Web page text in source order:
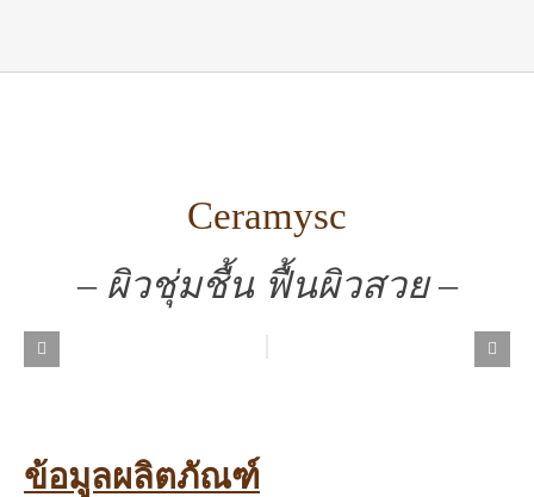
Ceramysc
– ผิวชุ่มชื้น ฟื้นผิวสวย –
ข้อมูลผลิตภัณฑ์